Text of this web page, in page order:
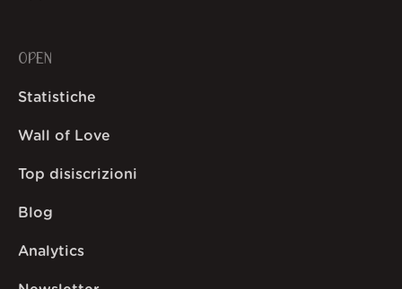
OPEN
Statistiche
Wall of Love
Top disiscrizioni
Blog
Analytics